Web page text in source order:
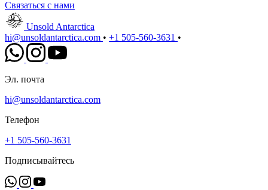
Связаться с нами
Unsold Antarctica
hi@unsoldantarctica.com • +1 505-560-3631 •
Эл. почта
hi@unsoldantarctica.com
Телефон
+1 505-560-3631
Подписывайтесь